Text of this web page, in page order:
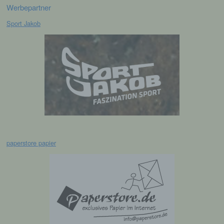
Werbepartner
Sport Jakob
paperstore papier
Verantwortlicher oder für die Verarbeitung
Verantwortlicher ist die natürliche oder
juristische Person, Behörde, Einrichtung
oder andere Stelle, die allein oder
gemeinsam mit anderen über die Zwecke
und Mittel der Verarbeitung von
personenbezogenen Daten entscheidet.
Sind die Zwecke und Mittel dieser
so kann der Verantwortliche
beziehungsweise können die bestimmten
Kriterien seiner Benennung nach dem
Unionsrecht oder dem Recht der
Mitgliedstaaten vorgesehen werden.
h) Auftragsverarbeiter